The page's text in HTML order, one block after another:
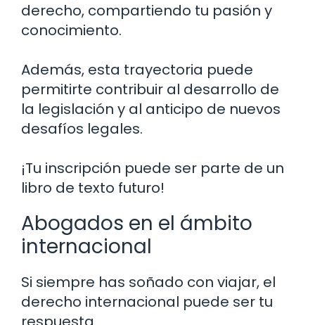
derecho, compartiendo tu pasión y
conocimiento.
Además, esta trayectoria puede
permitirte contribuir al desarrollo de
la legislación y al anticipo de nuevos
desafíos legales.
¡Tu inscripción puede ser parte de un
libro de texto futuro!
Abogados en el ámbito
internacional
Si siempre has soñado con viajar, el
derecho internacional puede ser tu